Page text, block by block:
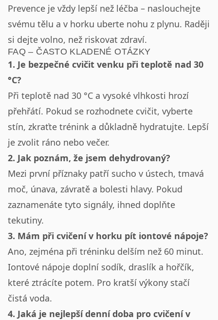
Prevence je vždy lepší než léčba – naslouchejte
svému tělu a v horku uberte nohu z plynu. Raději
si dejte volno, než riskovat zdraví.
FAQ – ČASTO KLADENÉ OTÁZKY
1. Je bezpečné cvičit venku při teplotě nad 30
°C?
Při teplotě nad 30 °C a vysoké vlhkosti hrozí
přehřátí. Pokud se rozhodnete cvičit, vyberte
stín, zkraťte trénink a důkladně hydratujte. Lepší
je zvolit ráno nebo večer.
2. Jak poznám, že jsem dehydrovaný?
Mezi první příznaky patří sucho v ústech, tmavá
moč, únava, závratě a bolesti hlavy. Pokud
zaznamenáte tyto signály, ihned doplňte
tekutiny.
3. Mám při cvičení v horku pít iontové nápoje?
Ano, zejména při tréninku delším než 60 minut.
Iontové nápoje doplní sodík, draslík a hořčík,
které ztrácíte potem. Pro kratší výkony stačí
čistá voda.
4. Jaká je nejlepší denní doba pro cvičení v